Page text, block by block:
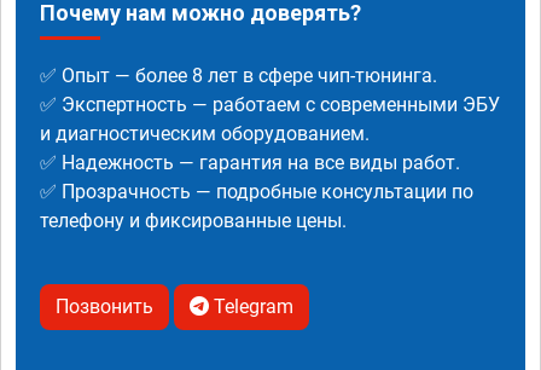
Почему нам можно доверять?
✅ Опыт — более 8 лет в сфере чип-тюнинга.
✅ Экспертность — работаем с современными ЭБУ
и диагностическим оборудованием.
✅ Надежность — гарантия на все виды работ.
✅ Прозрачность — подробные консультации по
телефону и фиксированные цены.
Позвонить Telegram